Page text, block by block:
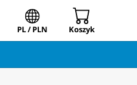
PL / PLN Koszyk